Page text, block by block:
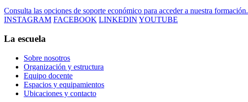
Consulta las opciones de soporte económico para acceder a nuestra formación.
INSTAGRAM FACEBOOK LINKEDIN YOUTUBE
La escuela
Sobre nosotros
Organización y estructura
Equipo docente
Espacios y equipamientos
Ubicaciones y contacto